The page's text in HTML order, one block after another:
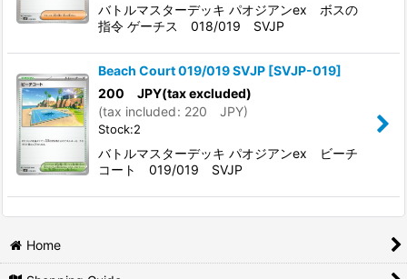
バトルマスターデッキ パオジアンex ボスの
指令 ゲーチス 018/019 SVJP
Beach Court 019/019 SVJP [SVJP-019]
200 JPY(tax excluded)
(tax included: 220 JPY)
Stock:2
バトルマスターデッキ パオジアンex ビーチ
コート 019/019 SVJP
Home